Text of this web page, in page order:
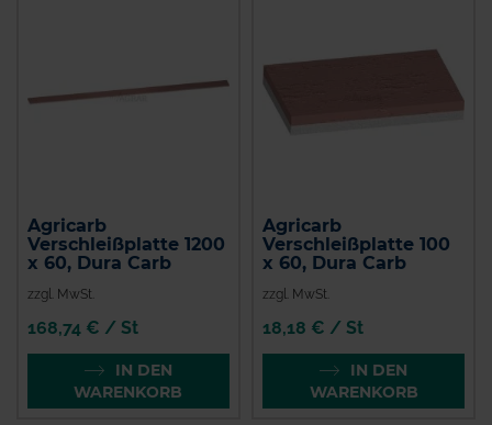
Agricarb
Verschleißplatte 1200
x 60, Dura Carb
zzgl. MwSt.
168,74 € / St
IN DEN
WARENKORB
Agricarb
Verschleißplatte 100
x 60, Dura Carb
zzgl. MwSt.
18,18 € / St
IN DEN
WARENKORB